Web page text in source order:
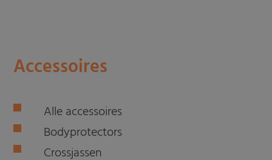
Accessoires
Alle accessoires
Bodyprotectors
Crossjassen